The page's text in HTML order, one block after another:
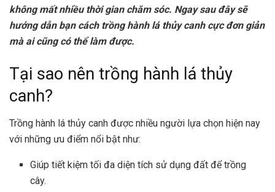
không mất nhiều thời gian chăm sóc. Ngay sau đây sẽ
hướng dẫn bạn cách trồng hành lá thủy canh cực đơn giản
mà ai cũng có thể làm được.
Tại sao nên trồng hành lá thủy
canh?
Trồng hành lá thủy canh được nhiều người lựa chọn hiện nay
với những ưu điểm nổi bật như:
Giúp tiết kiệm tối đa diện tích sử dụng đất để trồng
cây.